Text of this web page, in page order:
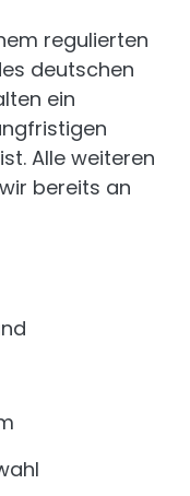
regulierten
deutschen
ein
Alle weiteren
bereits an